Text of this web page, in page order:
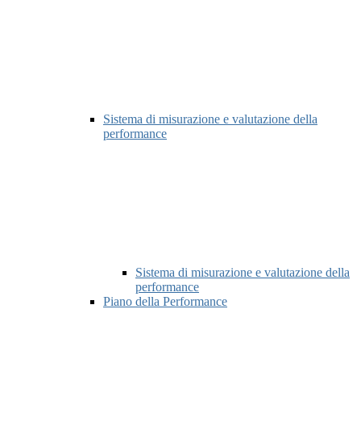
Sistema di misurazione e valutazione della
performance
Sistema di misurazione e valutazione della
performance
Piano della Performance